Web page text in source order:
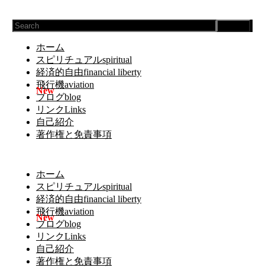
ホーム
スピリチュアルspiritual
経済的自由financial liberty
飛行機aviation
ブログblog
リンクLinks
自己紹介
著作権と免責事項
ホーム
スピリチュアルspiritual
経済的自由financial liberty
飛行機aviation
ブログblog
リンクLinks
自己紹介
著作権と免責事項